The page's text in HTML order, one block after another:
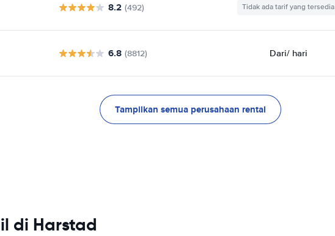
8.2 (492) Tidak ada tarif yang tersedia
6.8 (8812) Dari/ hari
Tampilkan semua perusahaan rental
di Harstad